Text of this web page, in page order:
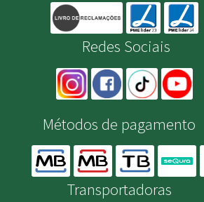
Redes Sociais
Métodos de pagamento
Transportadoras